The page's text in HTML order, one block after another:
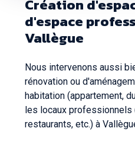
Création
d'espace
Vallègue
Nous intervenons aussi
rénovation ou
habitation (appartement,
les locaux professionnels
restaurants, etc.) à